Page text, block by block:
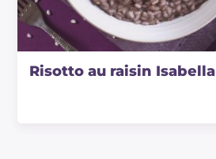
Risotto au raisin Isabella